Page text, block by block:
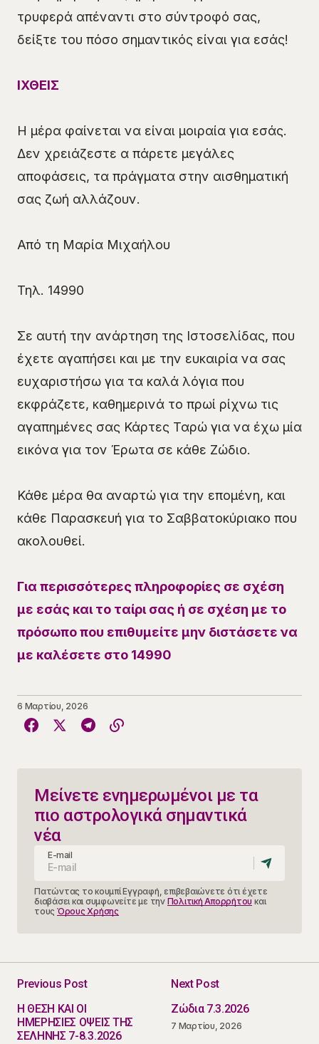
τρυφερά απέναντι στο σύντροφό σας,
δείξτε του πόσο σημαντικός είναι για εσάς!
ΙΧΘΕΙΣ
Η μέρα φαίνεται να είναι μοιραία για εσάς.
Δεν χρειάζεστε α πάρετε μεγάλες
αποφάσεις, τα πράγματα στην αισθηματική
σας ζωή αλλάζουν.
Από τη Μαρία Μιχαήλου
Τηλ. 14990
Σε αυτή την ανάρτηση της Ιστοσελίδας, που
έχετε αγαπήσει και με την ευκαιρία να σας
ευχαριστήσω για τα καλά λόγια που
εκφράζετε, καθημερινά το πρωί ρίχνω τις
αγαπημένες σας Κάρτες Ταρώ για να έχω μία
εικόνα για τον Έρωτα σε κάθε Ζώδιο.
Κάθε μέρα θα αναρτώ για την επομένη, και
κάθε Παρασκευή για το Σαββατοκύριακο που
ακολουθεί.
Για περισσότερες πληροφορίες σε σχέση
με εσάς και το ταίρι σας ή σε σχέση με το
πρόσωπο που επιθυμείτε μην διστάσετε να
με καλέσετε στο 14990
6 Μαρτίου, 2026
Μείνετε ενημερωμένοι με τα
πιο αστρολογικά σημαντικά
νέα
E-mail
Πατώντας το κουμπί Εγγραφή, επιβεβαιώνετε ότι έχετε
διαβάσει και συμφωνείτε με την Πολιτική Απορρήτου και
τους Όρους Χρήσης
Previous Post
Η ΘΕΣΗ ΚΑΙ ΟΙ
ΗΜΕΡΗΣΙΕΣ ΟΨΕΙΣ ΤΗΣ
ΣΕΛΗΝΗΣ 7-8.3.2026
Next Post
Ζώδια 7.3.2026
7 Μαρτίου, 2026